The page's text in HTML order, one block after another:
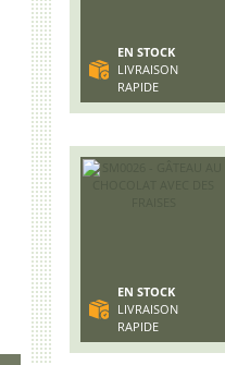
EN STOCK
LIVRAISON
RAPIDE
EN STOCK
LIVRAISON
RAPIDE